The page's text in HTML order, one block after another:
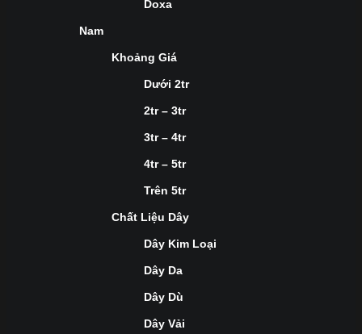
Doxa
Nam
Khoảng Giá
Dưới 2tr
2tr – 3tr
3tr – 4tr
4tr – 5tr
Trên 5tr
Chất Liệu Dây
Dây Kim Loại
Dây Da
Dây Dù
Dây Vải